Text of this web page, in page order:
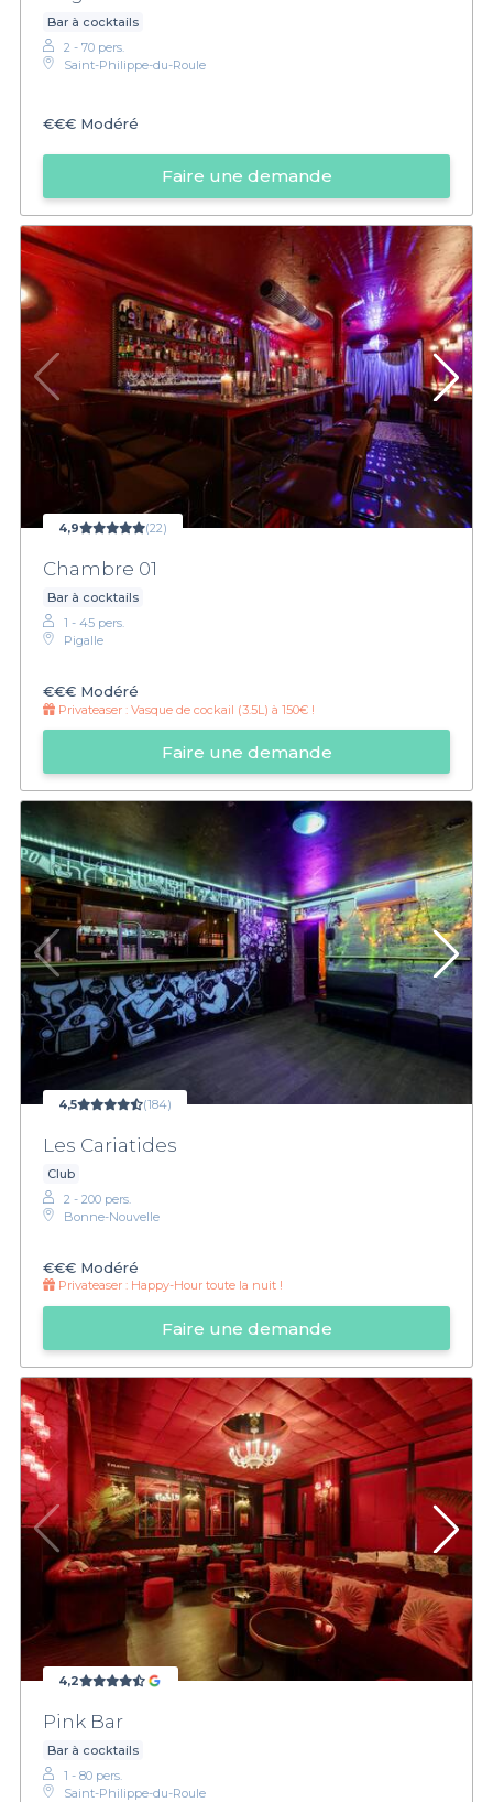
Bar à cocktails
2 - 70 pers.
Saint-Philippe-du-Roule
€€€ Modéré
Faire une demande
4,9 (22)
Chambre 01
Bar à cocktails
1 - 45 pers.
Pigalle
€€€ Modéré
Privateaser : Vasque de cockail (3.5L) à 150€ !
Faire une demande
4,5 (184)
Les Cariatides
Club
2 - 200 pers.
Bonne-Nouvelle
€€€ Modéré
Privateaser : Happy-Hour toute la nuit !
Faire une demande
4,2
Pink Bar
Bar à cocktails
1 - 80 pers.
Saint-Philippe-du-Roule